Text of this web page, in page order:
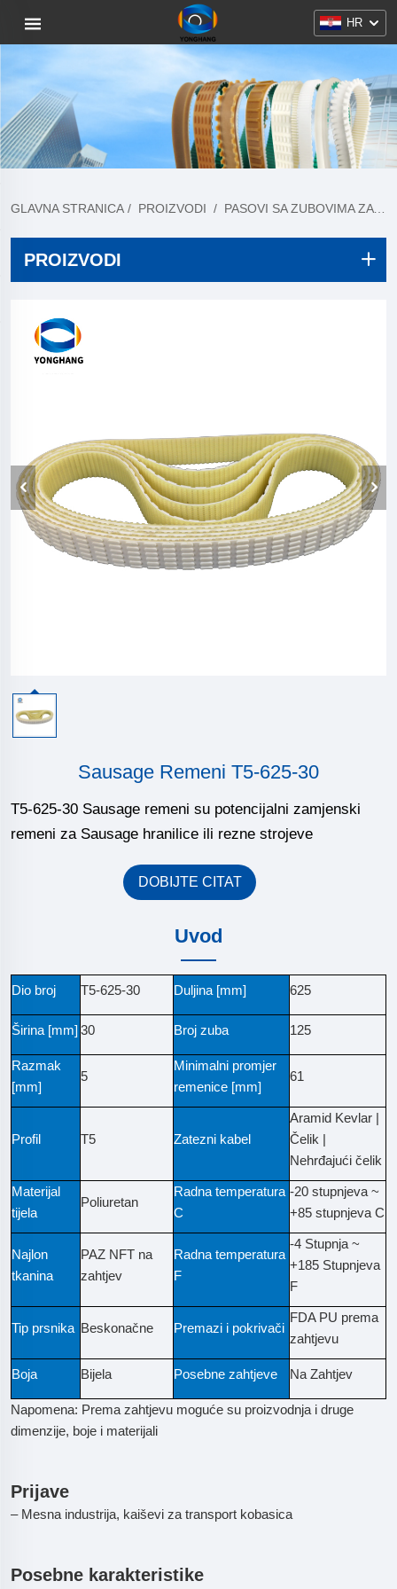
HR
GLAVNA STRANICA / PROIZVODI / PASOVI SA ZUBOVIMA ZA KOBASICU
PROIZVODI
Sausage Remeni T5-625-30
T5-625-30 Sausage remeni su potencijalni zamjenski
remeni za Sausage hranilice ili rezne strojeve
DOBIJTE CITAT
Uvod
Dio broj T5-625-30 Duljina [mm] 625
Širina [mm] 30 Broj zuba 125
Razmak
[mm]
5
Minimalni promjer
remenice [mm]
61
Profil T5 Zatezni kabel
Aramid Kevlar |
Čelik |
Nehrđajući čelik
Materijal
tijela
Poliuretan
Radna temperatura
C
-20 stupnjeva ~
+85 stupnjeva C
Najlon
tkanina
PAZ NFT na
zahtjev
Radna temperatura
F
-4 Stupnja ~
+185 Stupnjeva
F
Tip prsnika Beskonačne Premazi i pokrivači
FDA PU prema
zahtjevu
Boja Bijela Posebne zahtjeve Na Zahtjev
Napomena: Prema zahtjevu moguće su proizvodnja i druge
dimenzije, boje i materijali
Prijave
– Mesna industrija, kaiševi za transport kobasica
Posebne karakteristike